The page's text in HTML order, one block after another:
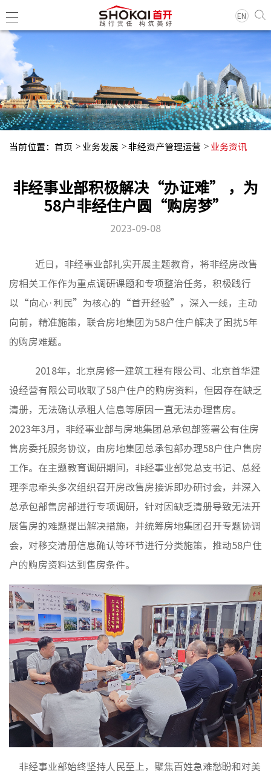
EN
集团简
领导团
历史沿
组织架
经典项
基层动
媒体聚
城市更
房地产
建筑工
境外业
群团工
核心理
品牌标
文化动
社会责
榜样力
当前位置： 首页 业务发展 非经资产管理运营 业务资讯
非经事业部积极解决“办证难” ，为
58户非经住户圆“购房梦”
2023-09-08
近日，非经事业部扎实开展主题教育，将非经房改售
房相关工作作为重点调研课题和专项整治任务，积极践行
以“向心·利民”为核心的“首开经验”，深入一线，主动
向前，精准施策，联合房地集团为58户住户解决了困扰5年
的购房难题。
2018年，北京房修一建筑工程有限公司、北京首华建
设经营有限公司收取了58户住户的购房资料，但因存在缺乏
清册，无法确认承租人信息等原因一直无法办理售房。
2023年3月，非经事业部与房地集团总承包部签署公有住房
售房委托服务协议，由房地集团总承包部办理58户住户售房
工作。在主题教育调研期间，非经事业部党总支书记、总经
理李忠牵头多次组织召开房改售房接诉即办研讨会，并深入
总承包部售房部进行专项调研，针对因缺乏清册导致无法开
展售房的难题提出解决措施，并统筹房地集团召开专题协调
会，对移交清册信息确认等环节进行分类施策，推动58户住
户的购房资料达到售房条件。
非经事业部始终坚持人民至上，聚焦百姓急难愁盼和对美